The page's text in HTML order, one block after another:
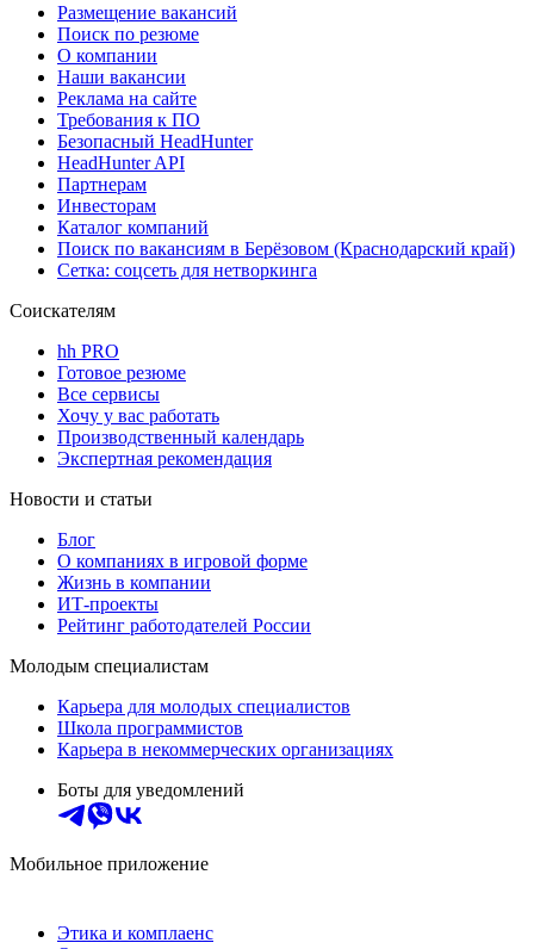
Размещение вакансий
Поиск по резюме
О компании
Наши вакансии
Реклама на сайте
Требования к ПО
Безопасный HeadHunter
HeadHunter API
Партнерам
Инвесторам
Каталог компаний
Поиск по вакансиям в Берёзовом (Краснодарский край)
Сетка: соцсеть для нетворкинга
Соискателям
hh PRO
Готовое резюме
Все сервисы
Хочу у вас работать
Производственный календарь
Экспертная рекомендация
Новости и статьи
Блог
О компаниях в игровой форме
Жизнь в компании
ИТ-проекты
Рейтинг работодателей России
Молодым специалистам
Карьера для молодых специалистов
Школа программистов
Карьера в некоммерческих организациях
Боты для уведомлений
Мобильное приложение
Этика и комплаенс